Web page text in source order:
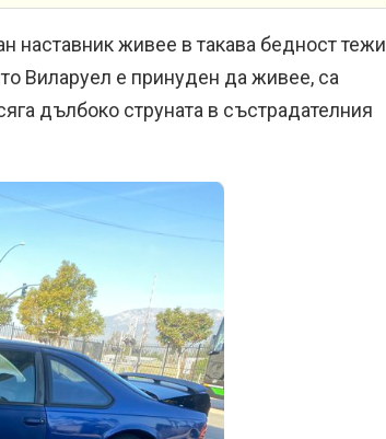
наставник живее в такава бедност тежи
Виларуел е принуден да живее, са
дълбоко струната в състрадателния